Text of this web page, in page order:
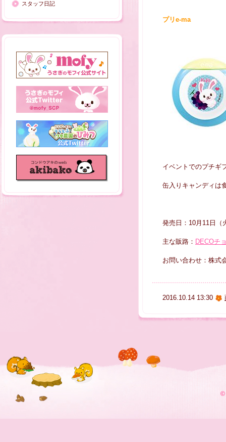
スタッフ日記
プリe-ma
イベントでのプチギ
缶入りキャンディは
発売日：10月11日（
主な販路： DECOチ
お問い合わせ：株式
2016.10.14 13:30